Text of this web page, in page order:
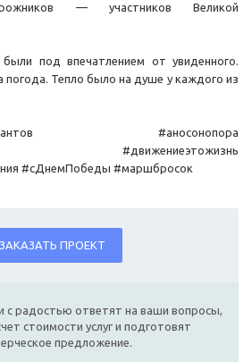
— участников Великой
были под впечатлением от увиденного.
погода. Тепло было на душе у каждого из
#аносонопора
#движениеэтожизнь
#сДнемПобеды #маршбросок
ЗАКАЗАТЬ ПРОЕКТ
радостью ответят на ваши вопросы,
стоимости услуг и подготовят
предложение.